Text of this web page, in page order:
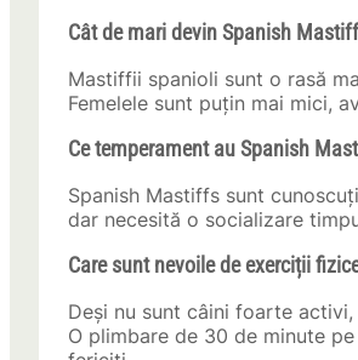
Cât de mari devin Spanish
Mastiffii spanioli sunt o rasă
Femelele sunt puțin mai mici,
Ce temperament au Spanish
Spanish Mastiffs sunt
dar necesită o socializare
Care sunt nevoile de exerciții
Deși nu sunt câini foarte
O plimbare de 30 de minute